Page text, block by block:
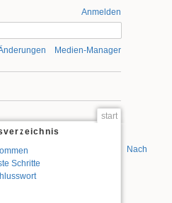
Anmelden
Medien-Manager
start
Schritte
Nach oben